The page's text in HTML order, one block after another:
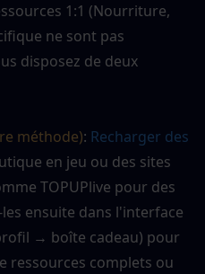
1:1 (Nourriture,
ne sont pas
disposez de deux
méthode): Recharger des
en jeu ou des sites
TOPUPlive pour des
ensuite dans l'interface
→ boîte cadeau) pour
ressources complets ou